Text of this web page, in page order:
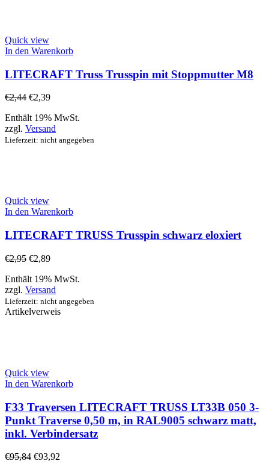
Quick view
In den Warenkorb
LITECRAFT Truss Trusspin mit Stoppmutter M8
€2,44 €2,39
Enthält 19% MwSt.
zzgl. Versand
Lieferzeit: nicht angegeben
Quick view
In den Warenkorb
LITECRAFT TRUSS Trusspin schwarz eloxiert
€2,95 €2,89
Enthält 19% MwSt.
zzgl. Versand
Lieferzeit: nicht angegeben
Artikelverweis
Quick view
In den Warenkorb
F33 Traversen LITECRAFT TRUSS LT33B 050 3-
Punkt Traverse 0,50 m, in RAL9005 schwarz matt,
inkl. Verbindersatz
€95,84 €93,92